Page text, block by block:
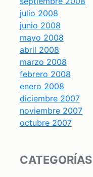
julio 2008
junio 2008
mayo 2008
abril 2008
marzo 2008
febrero 2008
enero 2008
diciembre 2007
noviembre 2007
octubre 2007
CATEGORÍAS